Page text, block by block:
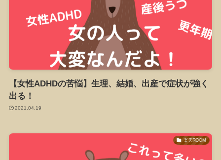
【女性ADHDの苦悩】生理、結婚、出産で症状が強く
出る！
2021.04.19
楽天ROOM